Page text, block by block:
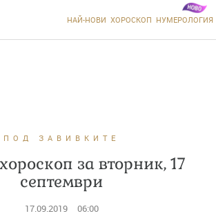
НАЙ-НОВИ ХОРОСКОП НУМЕРОЛОГИЯ
ПОД ЗАВИВКИТЕ
за вторник, 17
септември
17.09.2019 06:00